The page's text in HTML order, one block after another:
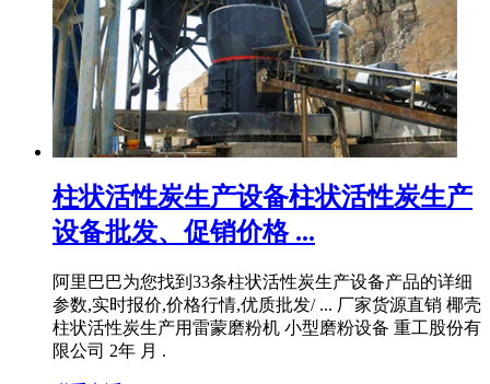
柱状活性炭生产设备柱状活性炭生产
设备批发、促销价格 ...
阿里巴巴为您找到33条柱状活性炭生产设备产品的详细
参数,实时报价,价格行情,优质批发/ ... 厂家货源直销 椰壳
柱状活性炭生产用雷蒙磨粉机 小型磨粉设备 重工股份有
限公司 2年 月 .